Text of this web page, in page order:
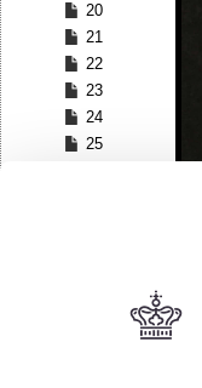
20
21
22
23
24
25